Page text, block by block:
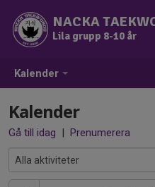
Kalender
NACKA
Lila grupp 8-10 år
Kalender
Gå till idag | Prenumerera